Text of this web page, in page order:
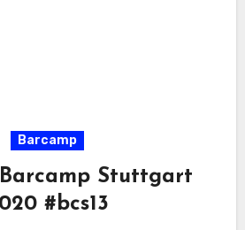
Barcamp
Stuttgart
#bcs13